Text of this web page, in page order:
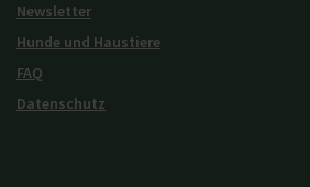
Newsletter
Hunde und Haustiere
FAQ
Datenschutz